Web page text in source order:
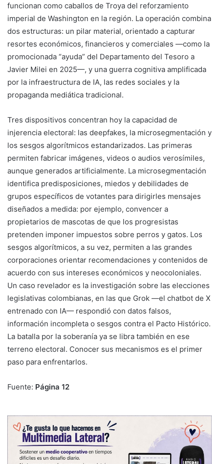
funcionan como caballos de Troya del reforzamiento
imperial de Washington en la región. La operación combina
dos estructuras: un pilar material, orientado a capturar
resortes económicos, financieros y comerciales —como la
promocionada “ayuda” del Departamento del Tesoro a
Javier Milei en 2025—, y una guerra cognitiva amplificada
por la infraestructura de IA, las redes sociales y la
propaganda mediática tradicional.
Tres dispositivos concentran hoy la capacidad de
injerencia electoral: las deepfakes, la microsegmentación y
los sesgos algorítmicos estandarizados. Las primeras
permiten fabricar imágenes, videos o audios verosímiles,
aunque generados artificialmente. La microsegmentación
identifica predisposiciones, miedos y debilidades de
grupos específicos de votantes para dirigirles mensajes
diseñados a medida: por ejemplo, convencer a
propietarios de mascotas de que los progresistas
pretenden imponer impuestos sobre perros y gatos. Los
sesgos algorítmicos, a su vez, permiten a las grandes
corporaciones orientar recomendaciones y contenidos de
acuerdo con sus intereses económicos y neocoloniales.
Un caso revelador es la investigación sobre las elecciones
legislativas colombianas, en las que Grok —el chatbot de X
entrenado con IA— respondió con datos falsos,
información incompleta o sesgos contra el Pacto Histórico.
La batalla por la soberanía ya se libra también en ese
terreno electoral. Conocer sus mecanismos es el primer
paso para enfrentarlos.
Fuente: Página 12